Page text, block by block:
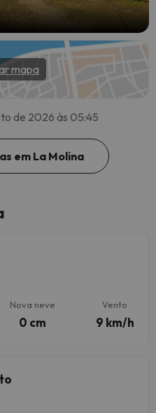
mapa
de 2026 às 05:45
em La Molina
Nova neve
0 cm
Vento
9 km/h